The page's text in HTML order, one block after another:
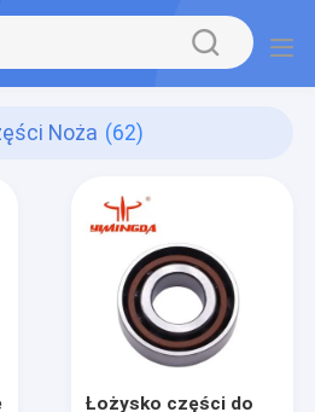
Noża (62)
Łożysko części do